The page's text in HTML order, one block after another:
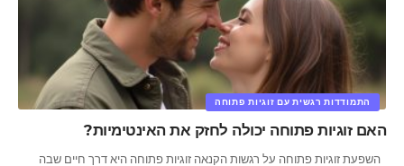
התמודדות רגשית עם זוגיות פתוחה
האם זוגיות פתוחה יכולה לחזק את האינטימיות?
השפעת זוגיות פתוחה על רגשות הקנאה זוגיות פתוחה היא דרך חיים שבה